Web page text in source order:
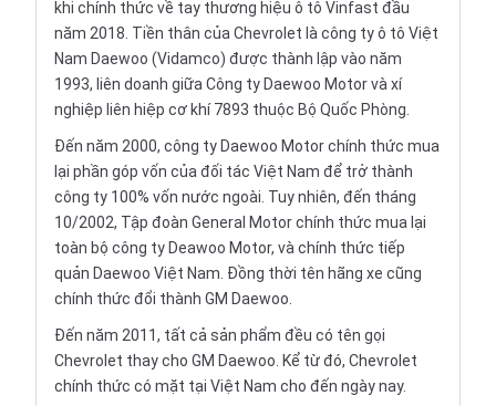
khi chính thức về tay thương hiệu ô tô Vinfast đầu
năm 2018. Tiền thân của Chevrolet là công ty ô tô Việt
Nam Daewoo (Vidamco) được thành lập vào năm
1993, liên doanh giữa Công ty Daewoo Motor và xí
nghiệp liên hiệp cơ khí 7893 thuộc Bộ Quốc Phòng.
Đến năm 2000, công ty Daewoo Motor chính thức mua
lại phần góp vốn của đối tác Việt Nam để trở thành
công ty 100% vốn nước ngoài. Tuy nhiên, đến tháng
10/2002, Tập đoàn General Motor chính thức mua lại
toàn bộ công ty Deawoo Motor, và chính thức tiếp
quản Daewoo Việt Nam. Đồng thời tên hãng xe cũng
chính thức đổi thành GM Daewoo.
Đến năm 2011, tất cả sản phẩm đều có tên gọi
Chevrolet thay cho GM Daewoo. Kể từ đó, Chevrolet
chính thức có mặt tại Việt Nam cho đến ngày nay.